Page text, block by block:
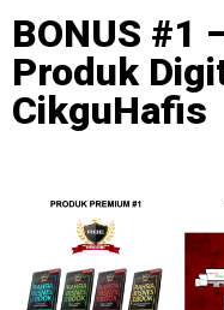
BONUS #1
Produk
CikguHafis